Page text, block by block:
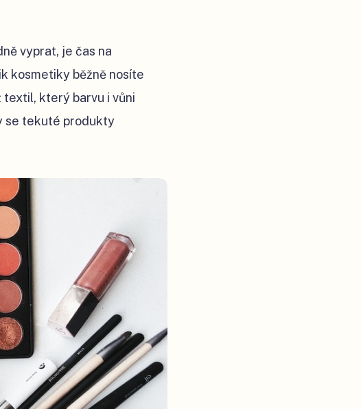
vyprat, je čas na
kosmetiky běžně nosíte
textil, který barvu i vůni
se tekuté produkty